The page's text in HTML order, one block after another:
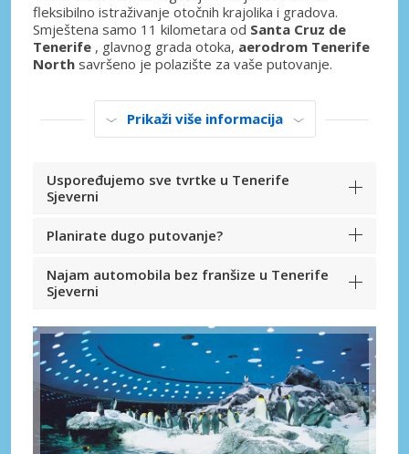
fleksibilno istraživanje otočnih krajolika i gradova.
Smještena samo 11 kilometara od Santa Cruz de
Tenerife , glavnog grada otoka, aerodrom Tenerife
North savršeno je polazište za vaše putovanje.
Prikaži više informacija
Uspoređujemo sve tvrtke u Tenerife
Sjeverni
Planirate dugo putovanje?
Najam automobila bez franšize u Tenerife
Sjeverni